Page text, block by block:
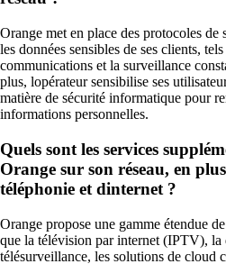
Orange met en place des protocoles de
les données sensibles de ses clients,
communications et la surveillance
plus, lopérateur sensibilise ses
matière de sécurité informatique pour
informations personnelles.
Quels sont les services
Orange sur son réseau, en
téléphonie et dinternet ?
Orange propose une gamme étendue
que la télévision par internet (IPTV), la
télésurveillance, les solutions de cloud